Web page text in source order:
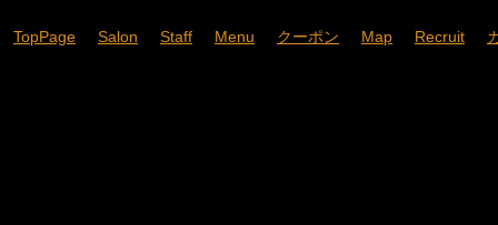
TopPage Salon Staff Menu クーポン Map Recruit